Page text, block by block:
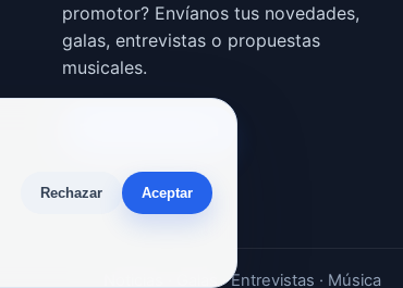
promotor? Envíanos tus novedades,
galas, entrevistas o propuestas
musicales.
Noticias · Galas · Entrevistas · Música
Rechazar Aceptar